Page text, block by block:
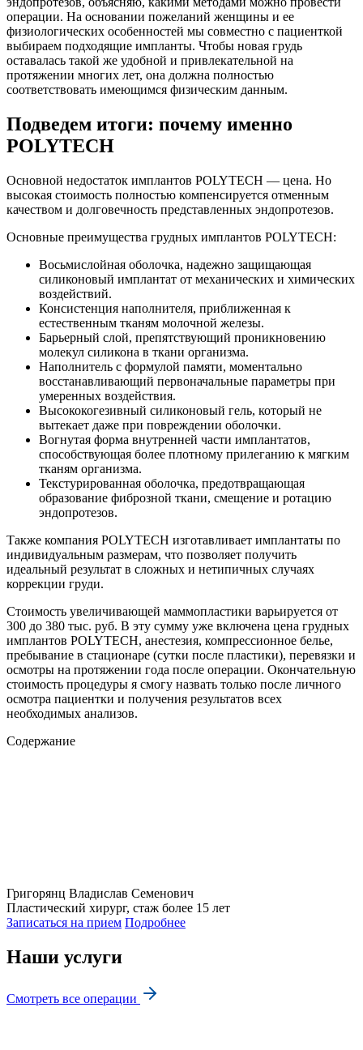
операции. На основании пожеланий женщины и ее
физиологических особенностей мы совместно с пациенткой
выбираем подходящие импланты. Чтобы новая грудь
оставалась такой же удобной и привлекательной на
протяжении многих лет, она должна полностью
соответствовать имеющимся физическим данным.
Подведем итоги: почему именно
POLYTECH
Основной недостаток имплантов POLYTECH — цена. Но
высокая стоимость полностью компенсируется отменным
качеством и долговечность представленных эндопротезов.
Основные преимущества грудных имплантов POLYTECH:
Восьмислойная оболочка, надежно защищающая
силиконовый имплантат от механических и химических
воздействий.
Консистенция наполнителя, приближенная к
естественным тканям молочной железы.
Барьерный слой, препятствующий проникновению
молекул силикона в ткани организма.
Наполнитель с формулой памяти, моментально
восстанавливающий первоначальные параметры при
умеренных воздействия.
Высококогезивный силиконовый гель, который не
вытекает даже при повреждении оболочки.
Вогнутая форма внутренней части имплантатов,
способствующая более плотному прилеганию к мягким
тканям организма.
Текстурированная оболочка, предотвращающая
образование фиброзной ткани, смещение и ротацию
эндопротезов.
Также компания POLYTECH изготавливает имплантаты по
индивидуальным размерам, что позволяет получить
идеальный результат в сложных и нетипичных случаях
коррекции груди.
Стоимость увеличивающей маммопластики варьируется от
300 до 380 тыс. руб. В эту сумму уже включена цена грудных
имплантов POLYTECH, анестезия, компрессионное белье,
пребывание в стационаре (сутки после пластики), перевязки и
осмотры на протяжении года после операции. Окончательную
стоимость процедуры я смогу назвать только после личного
осмотра пациентки и получения результатов всех
необходимых анализов.
Содержание
Григорянц Владислав Семенович
Пластический хирург, стаж более 15 лет
Записаться на прием Подробнее
Наши услуги
Смотреть все операции